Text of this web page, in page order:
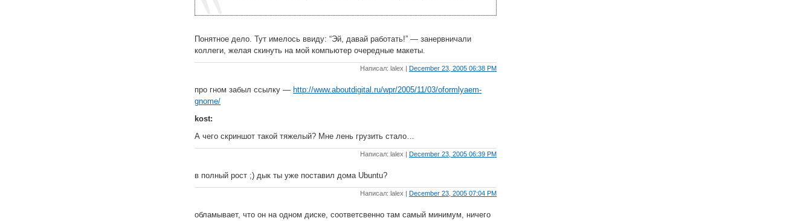
Понятное дело. Тут имелось ввиду: “Эй, давай работать!” — занервничали
коллеги, желая скинуть на мой компьютер очередные макеты.
Написал: lalex | December 23, 2005 06:38 PM
про гном забыл ссылку — http://www.aboutdigital.ru/wpr/2005/11/03/oformlyaem-
gnome/
kost:
А чего скриншот такой тяжелый? Мне лень грузить стало…
Написал: lalex | December 23, 2005 06:39 PM
в полный рост ;) дык ты уже поставил дома Ubuntu?
Написал: lalex | December 23, 2005 07:04 PM
обламывает, что он на одном диске, соответсвенно там самый минимум, ничего